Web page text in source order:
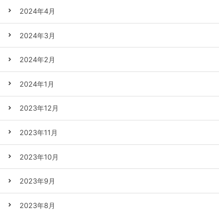
2024年4月
2024年3月
2024年2月
2024年1月
2023年12月
2023年11月
2023年10月
2023年9月
2023年8月